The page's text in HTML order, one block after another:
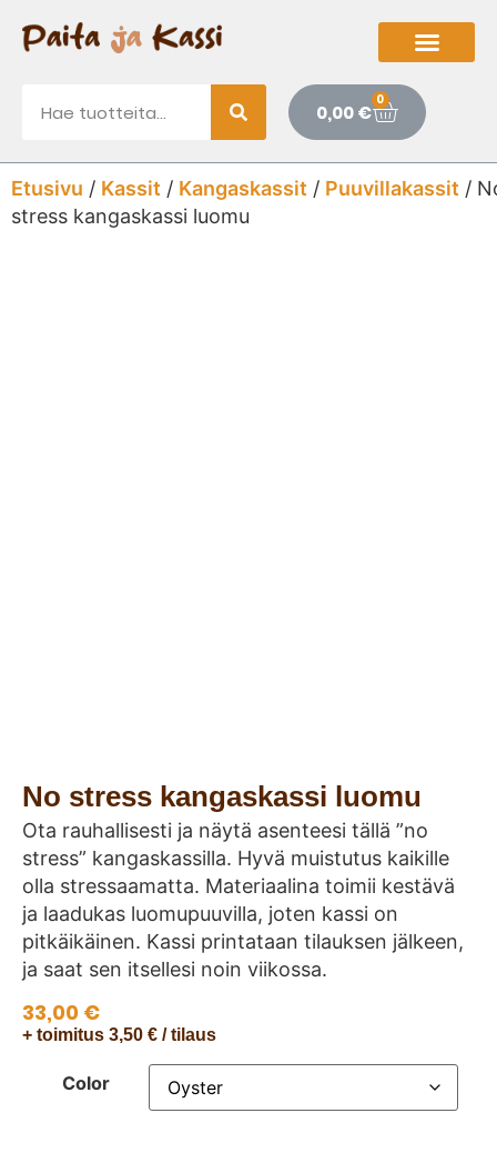
0,00€
0
Etusivu / Kassit / Kangaskassit / Puuvillakassit /
stress kangaskassi luomu
No stress kangaskassi luomu
Ota rauhallisesti ja näytä asenteesi tällä ”no
stress” kangaskassilla. Hyvä muistutus kaikille
olla stressaamatta. Materiaalina toimii kestävä
ja laadukas luomupuuvilla, joten kassi on
pitkäikäinen. Kassi printataan tilauksen jälkeen,
ja saat sen itsellesi noin viikossa.
33,00 €
+ toimitus 3,50 € / tilaus
Color